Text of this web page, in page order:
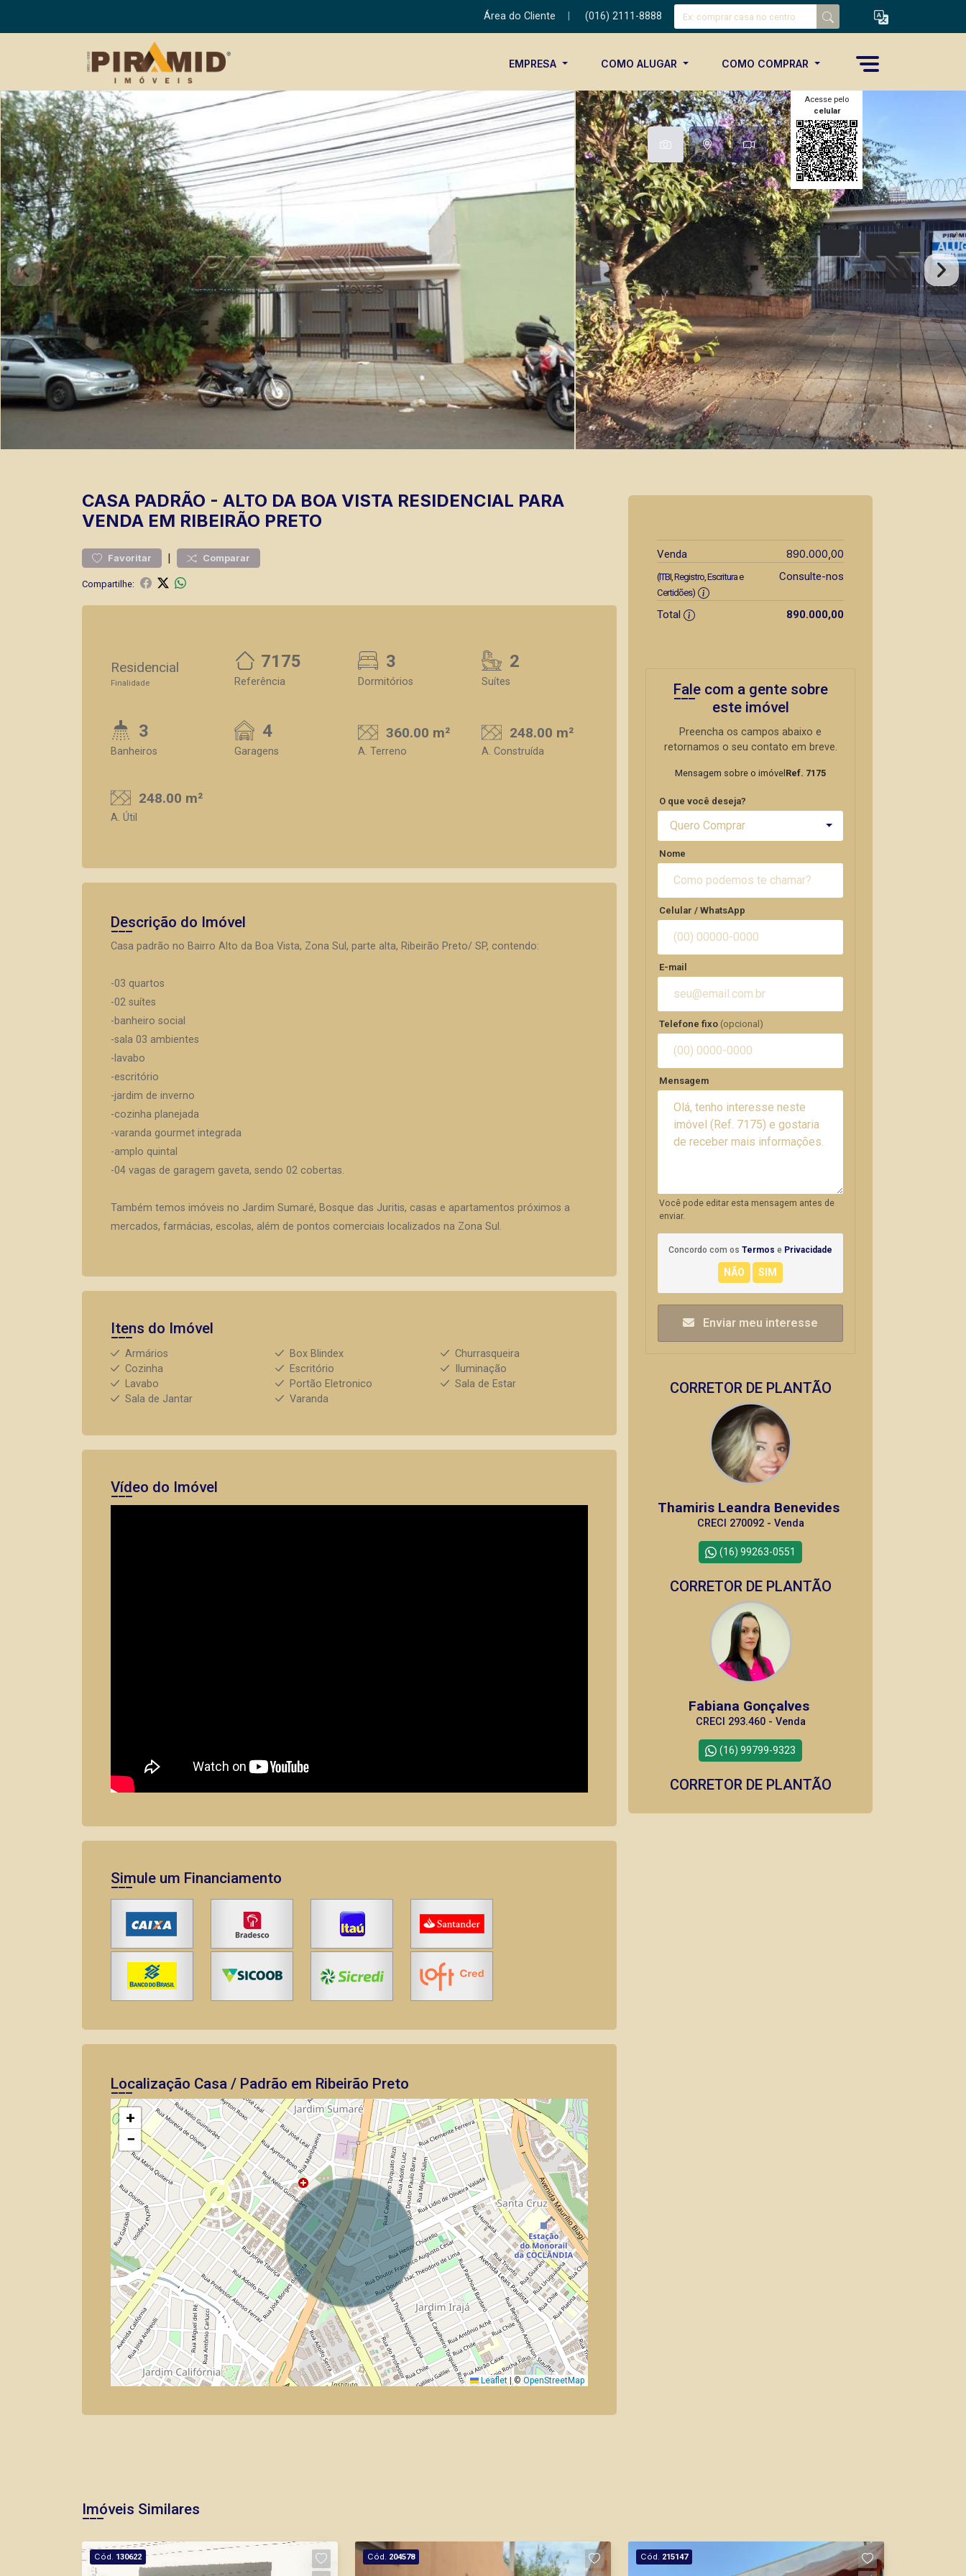
Área do Cliente (016) 2111-8888
EMPRESA COMO ALUGAR COMO COMPRAR
Acesse pelo
celular
CASA PADRÃO - ALTO DA BOA VISTA RESIDENCIAL PARA
VENDA EM RIBEIRÃO PRETO
Favoritar | Comparar
Compartilhe:
Residencial
Finalidade
7175
Referência
3
Dormitórios
2
Suítes
3
Banheiros
4
Garagens
360.00 m²
A. Terreno
248.00 m²
A. Construída
248.00 m²
A. Útil
Descrição do Imóvel
Casa padrão no Bairro Alto da Boa Vista, Zona Sul, parte alta, Ribeirão Preto/ SP, contendo:
-03 quartos
-02 suítes
-banheiro social
-sala 03 ambientes
-lavabo
-escritório
-jardim de inverno
-cozinha planejada
-varanda gourmet integrada
-amplo quintal
-04 vagas de garagem gaveta, sendo 02 cobertas.
Também temos imóveis no Jardim Sumaré, Bosque das Juritis, casas e apartamentos próximos a
mercados, farmácias, escolas, além de pontos comerciais localizados na Zona Sul.
Itens do Imóvel
Armários Box Blindex
Churrasqueira
Cozinha
Escritório
Iluminação
Lavabo
Portão Eletronico
Sala de Estar
Sala de Jantar
Varanda
Vídeo do Imóvel
Simule um Financiamento
Localização Casa / Padrão em Ribeirão Preto
+
−
Leaflet | © OpenStreetMap
Venda 890.000,00
(ITBI, Registro, Escritura e
Certidões)
Consulte-nos
Total 890.000,00
Fale com a gente sobre
este imóvel
Preencha os campos abaixo e
retornamos o seu contato em breve.
Mensagem sobre o imóvel Ref. 7175
O que você deseja?
Quero Comprar
Nome
Celular / WhatsApp
E-mail
Telefone fixo (opcional)
Mensagem
Você pode editar esta mensagem antes de
enviar.
Concordo com os Termos e Privacidade
Enviar meu interesse
CORRETOR DE PLANTÃO
Thamiris Leandra Benevides
CRECI 270092 - Venda
(16) 99263-0551
CORRETOR DE PLANTÃO
Fabiana Gonçalves
CRECI 293.460 - Venda
(16) 99799-9323
CORRETOR DE PLANTÃO
CRECI 307.010 - Venda
(16) 98119-7226
Imóveis Similares
Cód. 130622 Cód. 204578 Cód. 215147